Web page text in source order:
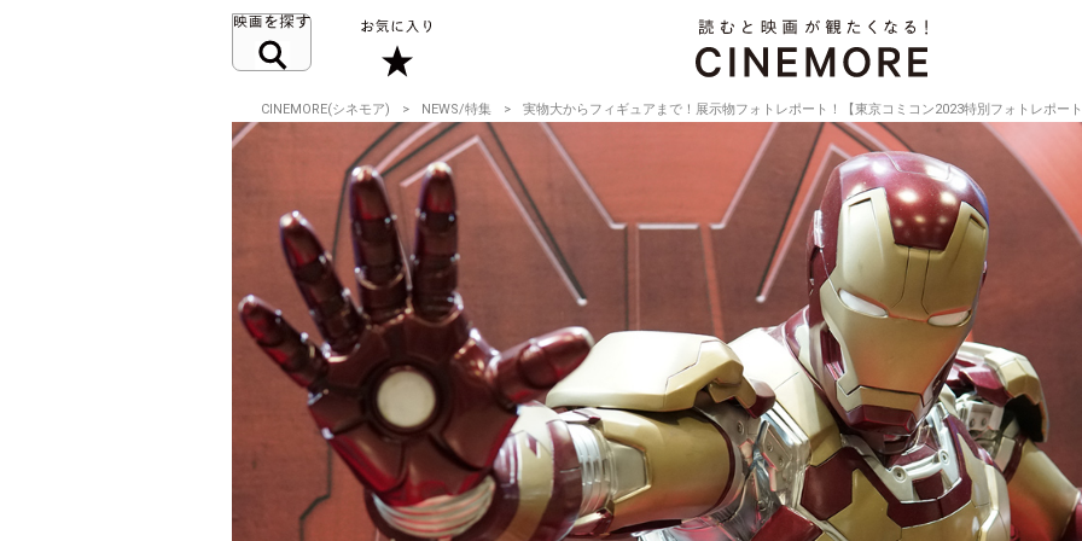
CINEMORE(シネモア) NEWS/特集 実物大からフィギュアまで！展示物フォトレポート！【東京コミコン2023特別フォトレポー